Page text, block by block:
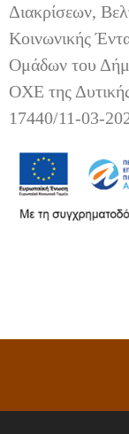
Διακρίσεων,
Κοινωνικής
Ομάδων του
ΟΧΕ της
17440/11-03-